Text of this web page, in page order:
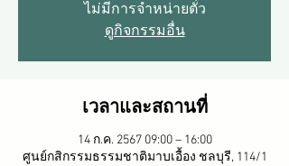
ไม่มีการจำหน่ายตั๋ว
ดูกิจกรรมอื่น
เวลาและสถานที่
14 ก.ค. 2567 09:00 – 16:00
ศูนย์กสิกรรมธรรมชาติมาบเอื้อง ชลบุรี, 114/1